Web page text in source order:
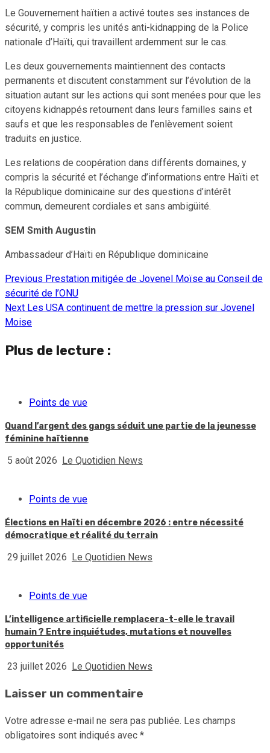
Le Gouvernement haïtien a activé toutes ses instances de
sécurité, y compris les unités anti-kidnapping de la Police
nationale d’Haïti, qui travaillent ardemment sur le cas.
Les deux gouvernements maintiennent des contacts
permanents et discutent constamment sur l’évolution de la
situation autant sur les actions qui sont menées pour que les
citoyens kidnappés retournent dans leurs familles sains et
saufs et que les responsables de l’enlèvement soient
traduits en justice.
Les relations de coopération dans différents domaines, y
compris la sécurité et l’échange d’informations entre Haïti et
la République dominicaine sur des questions d’intérêt
commun, demeurent cordiales et sans ambigüité.
SEM Smith Augustin
Ambassadeur d’Haïti en République dominicaine
Continue
Reading
Previous Prestation mitigée de Jovenel Moïse au Conseil de
sécurité de l’ONU
Next Les USA continuent de mettre la pression sur Jovenel
Moise
Plus de lecture :
Points de vue
Quand l’argent des gangs séduit une partie de la jeunesse
féminine haïtienne
5 août 2026 Le Quotidien News
Points de vue
Élections en Haïti en décembre 2026 : entre nécessité
démocratique et réalité du terrain
29 juillet 2026 Le Quotidien News
Points de vue
L’intelligence artificielle remplacera-t-elle le travail
humain ? Entre inquiétudes, mutations et nouvelles
opportunités
23 juillet 2026 Le Quotidien News
Laisser un commentaire
Votre adresse e-mail ne sera pas publiée. Les champs
obligatoires sont indiqués avec *